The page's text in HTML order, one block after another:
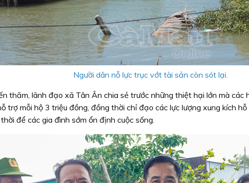
Người dân nỗ lực trục vớt tài sản còn sót lại.
thăm, lãnh đạo xã Tân Ân chia sẻ trước những thiệt hại lớn mà các
trợ mỗi hộ 3 triệu đồng, đồng thời chỉ đạo các lực lượng xung kích
để các gia đình sớm ổn định cuộc sống.